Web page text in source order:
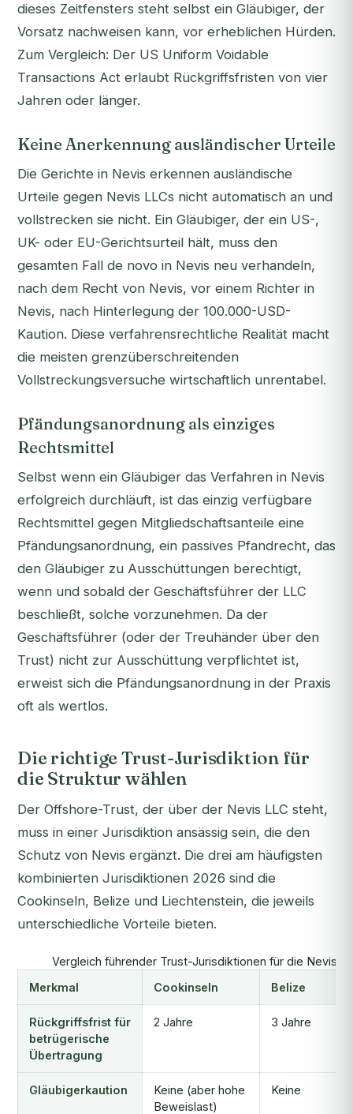
dieses Zeitfensters steht selbst ein Gläubiger, der
Vorsatz nachweisen kann, vor erheblichen Hürden.
Zum Vergleich: Der US Uniform Voidable
Transactions Act erlaubt Rückgriffsfristen von vier
Jahren oder länger.
Keine Anerkennung ausländischer Urteile
Die Gerichte in Nevis erkennen ausländische
Urteile gegen Nevis LLCs nicht automatisch an und
vollstrecken sie nicht. Ein Gläubiger, der ein US-,
UK- oder EU-Gerichtsurteil hält, muss den
gesamten Fall de novo in Nevis neu verhandeln,
nach dem Recht von Nevis, vor einem Richter in
Nevis, nach Hinterlegung der 100.000-USD-
Kaution. Diese verfahrensrechtliche Realität macht
die meisten grenzüberschreitenden
Vollstreckungsversuche wirtschaftlich unrentabel.
Pfändungsanordnung als einziges
Rechtsmittel
Selbst wenn ein Gläubiger das Verfahren in Nevis
erfolgreich durchläuft, ist das einzig verfügbare
Rechtsmittel gegen Mitgliedschaftsanteile eine
Pfändungsanordnung, ein passives Pfandrecht, das
den Gläubiger zu Ausschüttungen berechtigt,
wenn und sobald der Geschäftsführer der LLC
beschließt, solche vorzunehmen. Da der
Geschäftsführer (oder der Treuhänder über den
Trust) nicht zur Ausschüttung verpflichtet ist,
erweist sich die Pfändungsanordnung in der Praxis
oft als wertlos.
Die richtige Trust-Jurisdiktion für
die Struktur wählen
Der Offshore-Trust, der über der Nevis LLC steht,
muss in einer Jurisdiktion ansässig sein, die den
Schutz von Nevis ergänzt. Die drei am häufigsten
kombinierten Jurisdiktionen 2026 sind die
Cookinseln, Belize und Liechtenstein, die jeweils
unterschiedliche Vorteile bieten.
Vergleich führender Trust-Jurisdiktionen für die Nevis-
Merkmal
Cookinseln Belize
Rückgriffsfrist für
betrügerische
Übertragung
2 Jahre 3 Jahre
Gläubigerkaution
Keine (aber hohe
Beweislast)
Keine